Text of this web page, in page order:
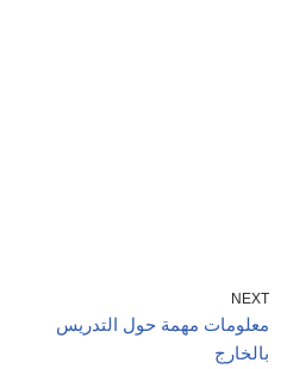
NEXT
معلومات مهمة حول التدريس
بالخارج